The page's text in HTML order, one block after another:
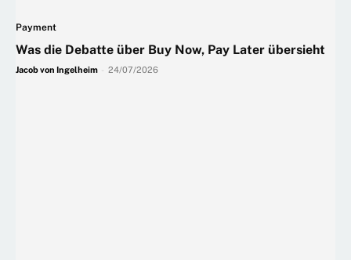
Payment
Was die Debatte über Buy Now, Pay Later übersieht
Jacob von Ingelheim 24/07/2026